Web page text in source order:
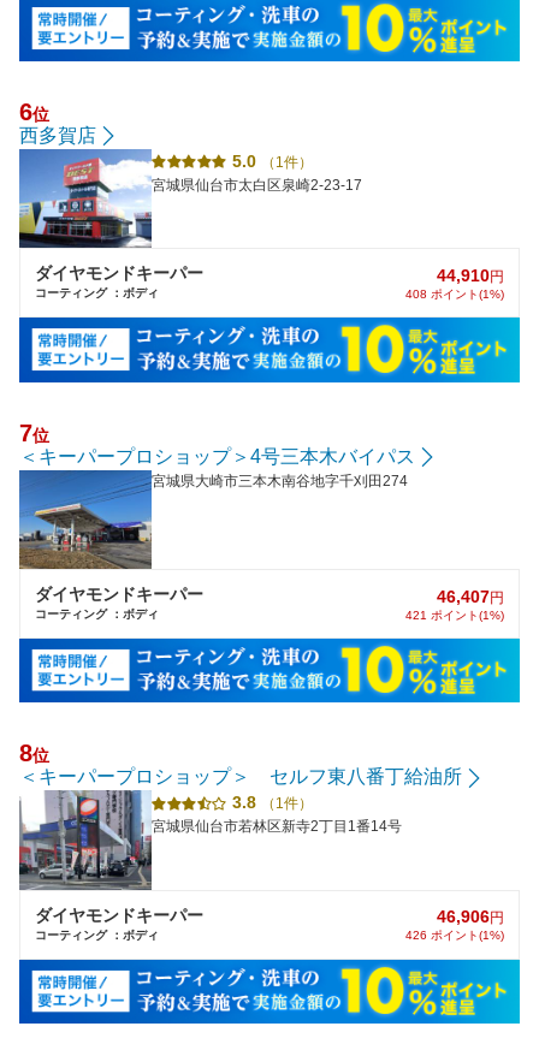
6位
西多賀店
5.0
（1件）
宮城県仙台市太白区泉崎2-23-17
ダイヤモンドキーパー
コーティング ：ボディ
44,910円
408 ポイント(1%)
7位
＜キーパープロショップ＞4号三本木バイパス
宮城県大崎市三本木南谷地字千刈田274
ダイヤモンドキーパー
コーティング ：ボディ
46,407円
421 ポイント(1%)
8位
＜キーパープロショップ＞ セルフ東八番丁給油所
3.8
（1件）
宮城県仙台市若林区新寺2丁目1番14号
ダイヤモンドキーパー
コーティング ：ボディ
46,906円
426 ポイント(1%)